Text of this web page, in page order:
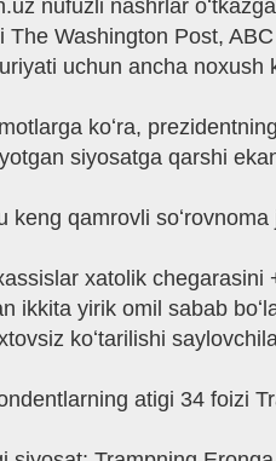
nufuzli nashrlar
The Washington Post,
uchun ancha noxush
koʻra,
siyosatga qarshi
keng qamrovli
xatolik
ikkita yirik omil sabab
koʻtarilishi
atigi 34 foizi